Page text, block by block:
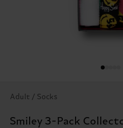
Adult / Socks
Smiley 3-Pack